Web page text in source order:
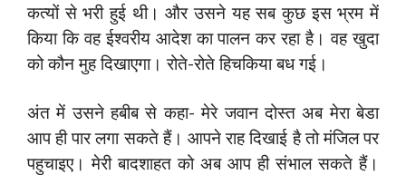
कत्‍यों से भरी हुई थी। और उसने यह सब कुछ इस भ्रम में
किया कि वह ईश्‍वरीय आदेश का पालन कर रहा है। वह खुदा
को कौन मुह दिखाएगा। रोते-रोते हिचकिया बध गई।
अंत में उसने हबीब से कहा- मेरे जवान दोस्‍त अब मेरा बेडा
आप ही पार लगा सकते हैं। आपने राह दिखाई है तो मंजिल पर
पहुचाइए। मेरी बादशाहत को अब आप ही संभाल सकते हैं।